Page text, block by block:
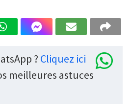
? Cliquez ici
meilleures astuces